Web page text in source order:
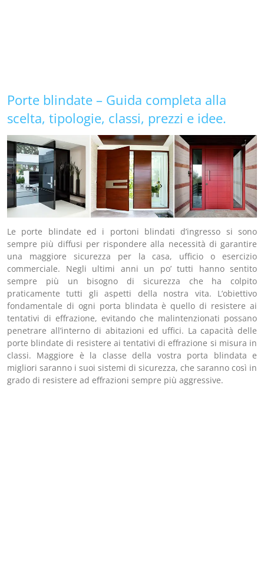
Porte blindate – Guida completa alla
scelta, tipologie, classi, prezzi e idee.
Le porte blindate ed i portoni blindati d’ingresso si sono
sempre più diffusi per rispondere alla necessità di garantire
una maggiore sicurezza per la casa, ufficio o esercizio
commerciale. Negli ultimi anni un po’ tutti hanno sentito
sempre più un bisogno di sicurezza che ha colpito
praticamente tutti gli aspetti della nostra vita. L’obiettivo
fondamentale di ogni porta blindata è quello di resistere ai
tentativi di effrazione, evitando che malintenzionati possano
penetrare all’interno di abitazioni ed uffici. La capacità delle
porte blindate di resistere ai tentativi di effrazione si misura in
classi. Maggiore è la classe della vostra porta blindata e
migliori saranno i suoi sistemi di sicurezza, che saranno così in
grado di resistere ad effrazioni sempre più aggressive.